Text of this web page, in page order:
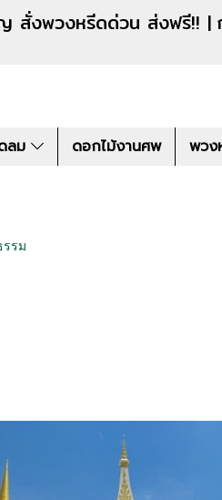
ด่วน ส่งฟรี!! |
ลม ดอกไม้งานศพ พวง
รรม